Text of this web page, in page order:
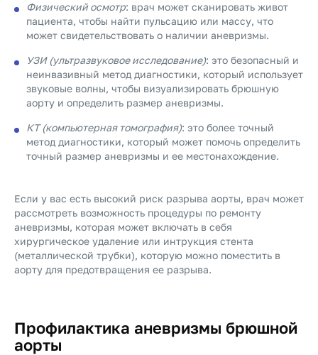
Физический осмотр: врач может сканировать живот
пациента, чтобы найти пульсацию или массу, что
может свидетельствовать о наличии аневризмы.
УЗИ (ультразвуковое исследование): это безопасный и
неинвазивный метод диагностики, который использует
звуковые волны, чтобы визуализировать брюшную
аорту и определить размер аневризмы.
КТ (компьютерная томография): это более точный
метод диагностики, который может помочь определить
точный размер аневризмы и ее местонахождение.
Если у вас есть высокий риск разрыва аорты, врач может
рассмотреть возможность процедуры по ремонту
аневризмы, которая может включать в себя
хирургическое удаление или интрукция стента
(металлической трубки), которую можно поместить в
аорту для предотвращения ее разрыва.
Профилактика аневризмы брюшной
аорты